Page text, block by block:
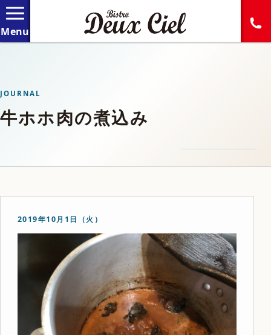
JOURNAL
牛ホホ肉の煮込み
2019年10月1日（火）